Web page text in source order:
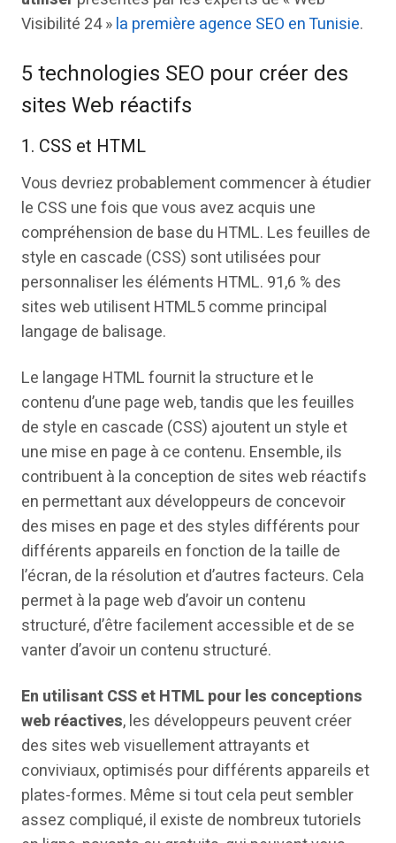
Visibilité 24 »la première agence SEO en Tunisie.
5 technologies SEO pour créer des
sites Web réactifs
1. CSS et HTML
Vous devriez probablement commencer à étudier
le CSS une fois que vous avez acquis une
compréhension de base du HTML. Les feuilles de
style en cascade (CSS) sont utilisées pour
personnaliser les éléments HTML. 91,6 % des
sites web utilisent HTML5 comme principal
langage de balisage.
Le langage HTML fournit la structure et le
contenu d’une page web, tandis que les feuilles
de style en cascade (CSS) ajoutent un style et
une mise en page à ce contenu. Ensemble, ils
contribuent à la conception de sites web réactifs
en permettant aux développeurs de concevoir
des mises en page et des styles différents pour
différents appareils en fonction de la taille de
l’écran, de la résolution et d’autres facteurs. Cela
permet à la page web d’avoir un contenu
structuré, d’être facilement accessible et de se
vanter d’avoir un contenu structuré.
En utilisant CSS et HTML pour les conceptions
web réactives, les développeurs peuvent créer
des sites web visuellement attrayants et
conviviaux, optimisés pour différents appareils et
plates-formes. Même si tout cela peut sembler
assez compliqué, il existe de nombreux tutoriels